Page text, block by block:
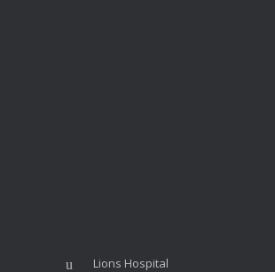
Lions Hospital